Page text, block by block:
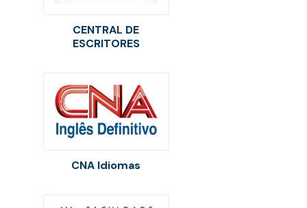
CENTRAL DE
ESCRITORES
CNA Idiomas